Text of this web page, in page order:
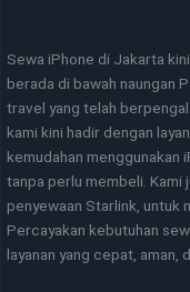
Sewa iPhone di Jakarta
berada di bawah naungan
travel yang telah
kami kini hadir dengan
kemudahan menggunakan
tanpa perlu membeli. Kami
penyewaan Starlink, untuk
Percayakan kebutuhan
layanan yang cepat, aman,